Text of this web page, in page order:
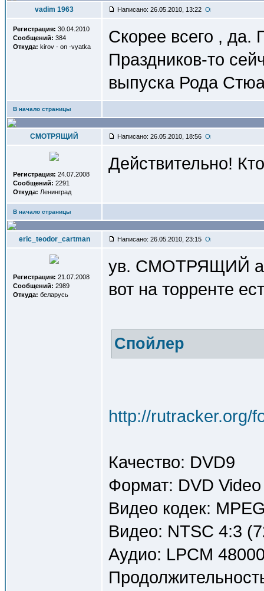
vadim 1963 Написано: 26.05.2010, 13:22
Регистрация: 30.04.2010
Сообщений: 384
Откуда: kirov - on -vyatka
Скорее всего , да.
Праздников-то
выпуска Рода
В начало страницы
СМОТРЯЩИЙ Написано: 26.05.2010, 18:56
Регистрация: 24.07.2008
Сообщений: 2291
Откуда: Ленинград
Действительно!
В начало страницы
eric_teodor_cartman Написано: 26.05.2010, 23:15
Регистрация: 21.07.2008
Сообщений: 2989
Откуда: беларусь
ув. СМОТРЯЩИЙ а
вот на торренте
Спойлер
http://rutracker.org/
Качество: DVD9
Формат: DVD Video
Видео кодек:
Видео: NTSC 4:3
Аудио: LPCM